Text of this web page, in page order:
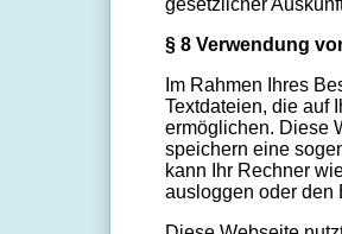
§ 8 Verwendung
Im Rahmen Ihres
Textdateien, die auf
ermöglichen. Diese
speichern eine
kann Ihr Rechner
ausloggen oder den